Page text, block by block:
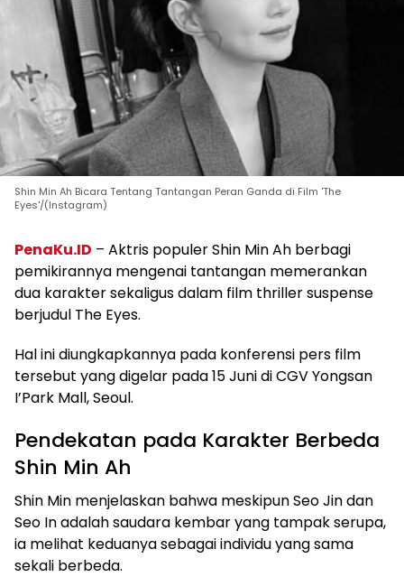
Shin Min Ah Bicara Tentang Tantangan Peran Ganda di Film 'The
Eyes'/(Instagram)
PenaKu.ID – Aktris populer Shin Min Ah berbagi
pemikirannya mengenai tantangan memerankan
dua karakter sekaligus dalam film thriller suspense
berjudul The Eyes.
Hal ini diungkapkannya pada konferensi pers film
tersebut yang digelar pada 15 Juni di CGV Yongsan
I’Park Mall, Seoul.
Pendekatan pada Karakter Berbeda
Shin Min Ah
Shin Min menjelaskan bahwa meskipun Seo Jin dan
Seo In adalah saudara kembar yang tampak serupa,
ia melihat keduanya sebagai individu yang sama
sekali berbeda.